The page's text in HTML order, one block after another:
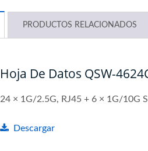
PRODUCTOS RELACIONADOS
Hoja De Datos QSW-
24 × 1G/2.5G, RJ45 + 6 × 1G/10G
Descargar